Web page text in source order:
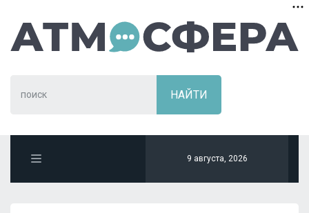
9 августа, 2026